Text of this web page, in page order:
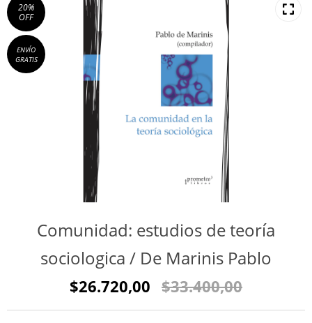
20%
OFF
ENVÍO
GRATIS
Comunidad: estudios de teoría
sociologica / De Marinis Pablo
$26.720,00 $33.400,00